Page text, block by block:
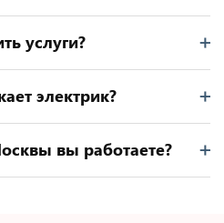
услуги?
электрик?
вы работаете?